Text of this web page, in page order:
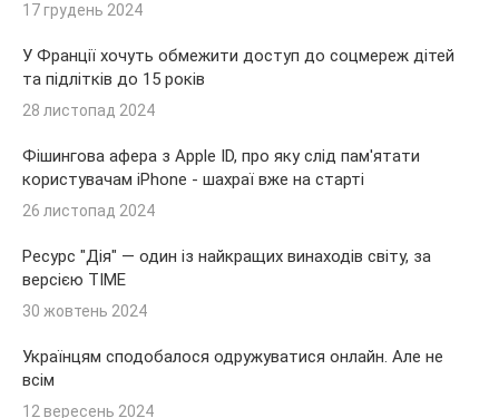
17 грудень 2024
У Франції хочуть обмежити доступ до соцмереж дітей
та підлітків до 15 років
28 листопад 2024
Фішингова афера з Apple ID, про яку слід пам'ятати
користувачам iPhone - шахраї вже на старті
26 листопад 2024
Ресурс "Дія" — один із найкращих винаходів світу, за
версією TIME
30 жовтень 2024
Українцям сподобалося одружуватися онлайн. Але не
всім
12 вересень 2024